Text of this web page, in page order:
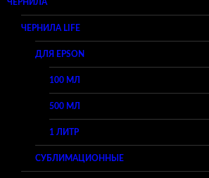
ЧЕРНИЛА
ЧЕРНИЛА LIFE
ДЛЯ EPSON
100 МЛ
500 МЛ
1 ЛИТР
СУБЛИМАЦИОННЫЕ